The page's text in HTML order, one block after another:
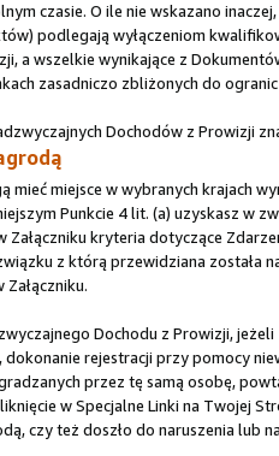
czasie. O ile nie wskazano
podlegają wyłączeniom
a wszelkie wynikające z
zasadniczo zbliżonych do
Dochodów z Prowizji
mieć miejsce w wybranych krajach
Punkcie 4 lit. (a) uzyskasz w
Załączniku kryteria dotyczące
z którą przewidziana
Dochodu z Prowizji,
dokonanie rejestracji przy pomocy
przez tę samą osobę,
w Specjalne Linki na Twojej
czy też doszło do naruszenia lub